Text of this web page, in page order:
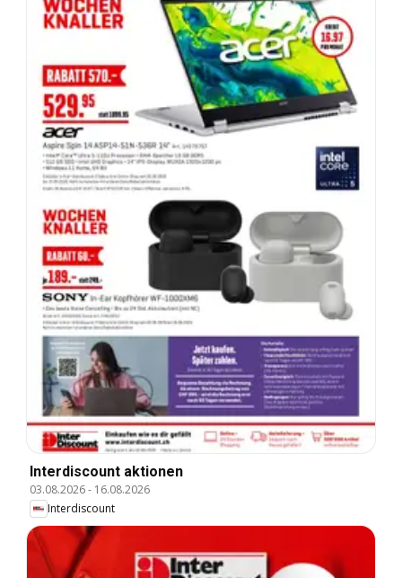
Interdiscount aktionen
03.08.2026- 16.08.2026
Interdiscount